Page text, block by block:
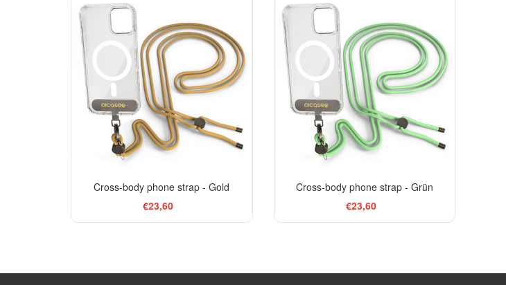
Cross-body phone strap - Gold
€23,60
Cross-body phone strap - Grün
€23,60